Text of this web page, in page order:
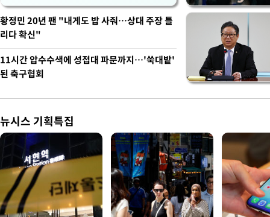
황정민 20년 팬 "내게도 밥 사줘…상대 주장 틀
리다 확신"
11시간 압수수색에 성접대 파문까지…'쑥대밭'
된 축구협회
뉴시스 기획특집